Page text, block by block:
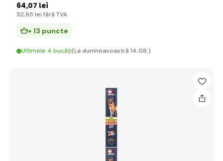
64,07 lei
52,95 lei fără TVA
+ 13 puncte
Ultimele 4 bucăți(La dumneavoastră 14.08.)